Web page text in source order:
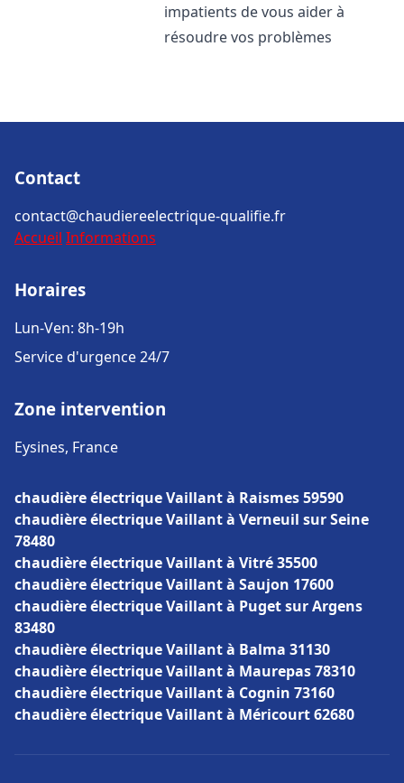
impatients de vous aider à
résoudre vos problèmes
Contact
contact@chaudiereelectrique-qualifie.fr
Accueil Informations
Horaires
Lun-Ven: 8h-19h
Service d'urgence 24/7
Zone intervention
Eysines, France
chaudière électrique Vaillant à Raismes 59590
chaudière électrique Vaillant à Verneuil sur Seine
78480
chaudière électrique Vaillant à Vitré 35500
chaudière électrique Vaillant à Saujon 17600
chaudière électrique Vaillant à Puget sur Argens
83480
chaudière électrique Vaillant à Balma 31130
chaudière électrique Vaillant à Maurepas 78310
chaudière électrique Vaillant à Cognin 73160
chaudière électrique Vaillant à Méricourt 62680